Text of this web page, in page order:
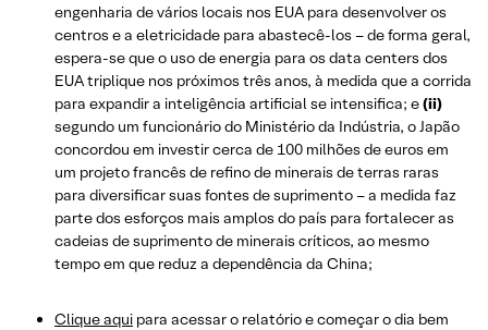
engenharia de vários locais nos EUA para desenvolver os
centros e a eletricidade para abastecê-los – de forma geral,
espera-se que o uso de energia para os data centers dos
EUA triplique nos próximos três anos, à medida que a corrida
para expandir a inteligência artificial se intensifica; e(ii)
segundo um funcionário do Ministério da Indústria, o Japão
concordou em investir cerca de 100 milhões de euros em
um projeto francês de refino de minerais de terras raras
para diversificar suas fontes de suprimento – a medida faz
parte dos esforços mais amplos do país para fortalecer as
cadeias de suprimento de minerais críticos, ao mesmo
tempo em que reduz a dependência da China;
Clique aqui para acessar o relatório e começar o dia bem